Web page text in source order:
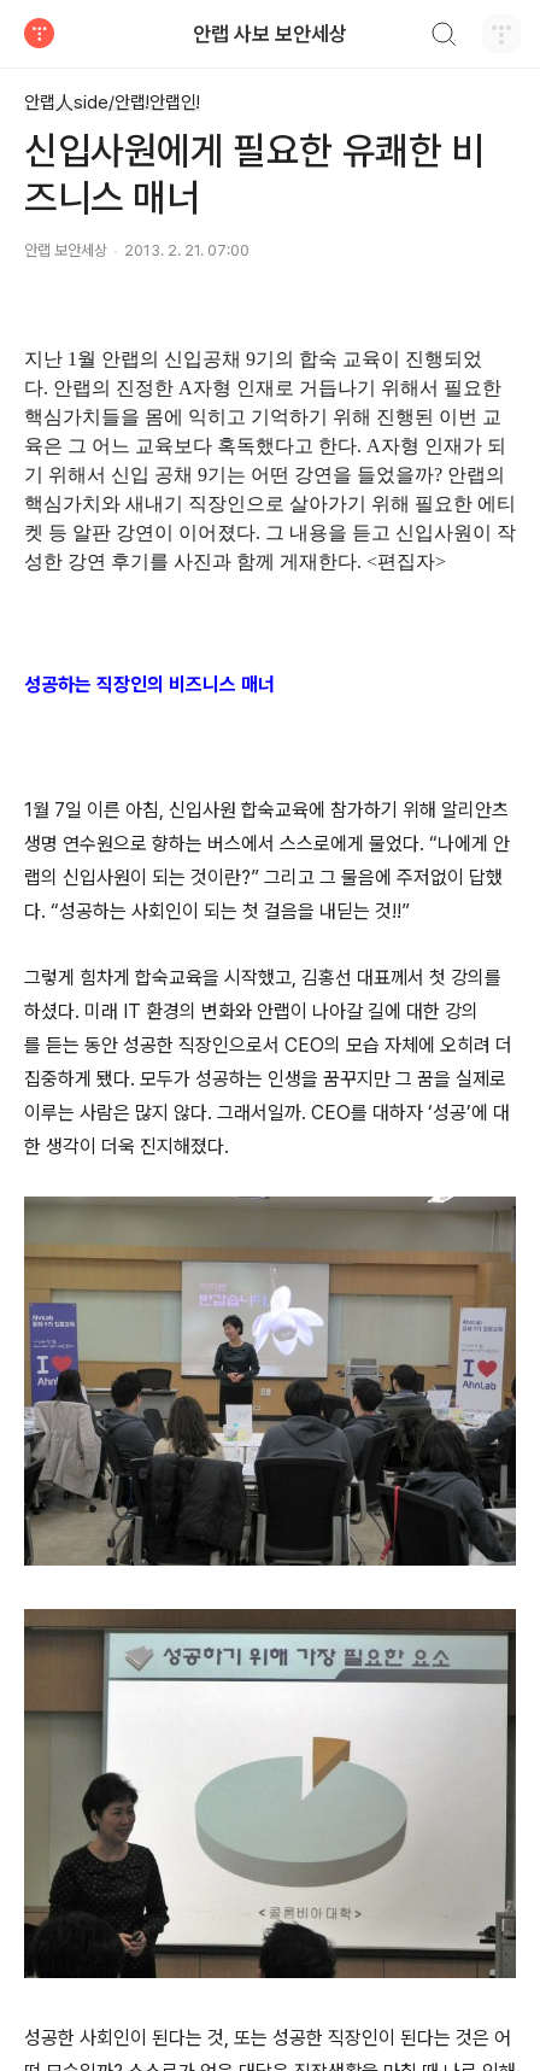
안랩 사보 보안세상
안랩人side/안랩!안랩인!
신입사원에게 필요한 유쾌한 비
즈니스 매너
안랩 보안세상 2013. 2. 21. 07:00
지난 1월 안랩의 신입공채 9기의 합숙 교육이 진행되었
다. 안랩의 진정한 A자형 인재로 거듭나기 위해서 필요한
핵심가치들을 몸에 익히고 기억하기 위해 진행된 이번 교
육은 그 어느 교육보다 혹독했다고 한다. A자형 인재가 되
기 위해서 신입 공채 9기는 어떤 강연을 들었을까? 안랩의
핵심가치와 새내기 직장인으로 살아가기 위해 필요한 에티
켓 등 알판 강연이 이어졌다. 그 내용을 듣고 신입사원이 작
성한 강연 후기를 사진과 함께 게재한다. <편집자>
성공하는 직장인의 비즈니스 매너
1월 7일 이른 아침, 신입사원 합숙교육에 참가하기 위해 알리안츠
생명 연수원으로 향하는 버스에서 스스로에게 물었다. “나에게 안
랩의 신입사원이 되는 것이란?” 그리고 그 물음에 주저없이 답했
다. “성공하는 사회인이 되는 첫 걸음을 내딛는 것!!”
그렇게 힘차게 합숙교육을 시작했고, 김홍선 대표께서 첫 강의를
하셨다. 미래 IT 환경의 변화와 안랩이 나아갈 길에 대한 강의
를 듣는 동안 성공한 직장인으로서 CEO의 모습 자체에 오히려 더
집중하게 됐다. 모두가 성공하는 인생을 꿈꾸지만 그 꿈을 실제로
이루는 사람은 많지 않다. 그래서일까. CEO를 대하자 ‘성공’에 대
한 생각이 더욱 진지해졌다.
성공한 사회인이 된다는 것, 또는 성공한 직장인이 된다는 것은 어